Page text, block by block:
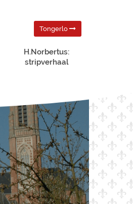
Tongerlo
H.Norbertus:
stripverhaal